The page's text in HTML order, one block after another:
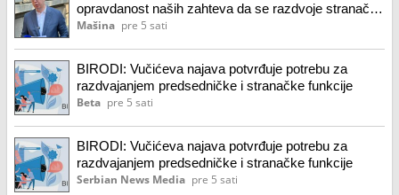
opravdanost naših zahteva da se razdvoje stranačka
i državna funkcija
Mašina pre 5 sati
BIRODI: Vučićeva najava potvrđuje potrebu za
razdvajanjem predsedničke i stranačke funkcije
Beta pre 5 sati
BIRODI: Vučićeva najava potvrđuje potrebu za
razdvajanjem predsedničke i stranačke funkcije
Serbian News Media pre 5 sati